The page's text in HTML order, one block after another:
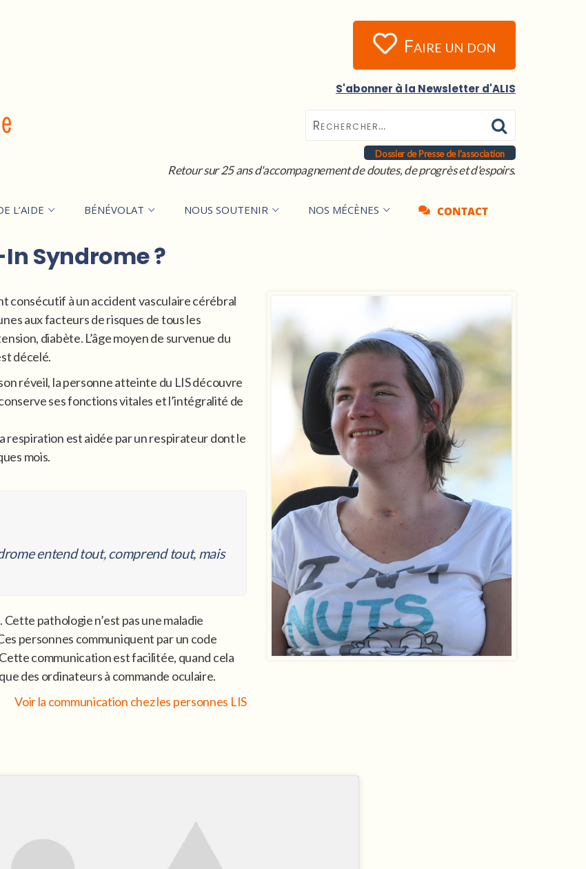
Faire un don
S'abonner à la Newsletter d'ALIS
Dossier de Presse de l'association
Retour sur 25 ans d'accompagnement de doutes, de progrès et d'espoirs.
L’AIDE BÉNÉVOLAT NOUS SOUTENIR NOS MÉCÈNES CONTACT
Syndrome ?
consécutif à un accident vasculaire cérébral
aux facteurs de risques de tous les
diabète. L’âge moyen de survenue du
décelé.
réveil, la personne atteinte du LIS découvre
ses fonctions vitales et l’intégralité de
respiration est aidée par un respirateur dont le
mois.
entend tout, comprend tout, mais
pathologie n’est pas une maladie
personnes communiquent par un code
communication est facilitée, quand cela
des ordinateurs à commande oculaire.
Voir la communication chez les personnes LIS